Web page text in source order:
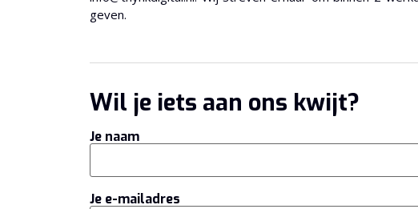
geven.
Wil je iets aan ons kwijt?
Je naam
Je e-mailadres